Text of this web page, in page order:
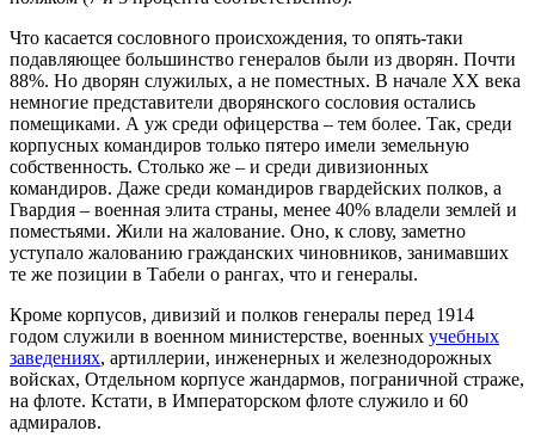
Что касается сословного происхождения, то опять-таки
подавляющее большинство генералов были из дворян. Почти
88%. Но дворян служилых, а не поместных. В начале ХХ века
немногие представители дворянского сословия остались
помещиками. А уж среди офицерства – тем более. Так, среди
корпусных командиров только пятеро имели земельную
собственность. Столько же – и среди дивизионных
командиров. Даже среди командиров гвардейских полков, а
Гвардия – военная элита страны, менее 40% владели землей и
поместьями. Жили на жалование. Оно, к слову, заметно
уступало жалованию гражданских чиновников, занимавших
те же позиции в Табели о рангах, что и генералы.
Кроме корпусов, дивизий и полков генералы перед 1914
годом служили в военном министерстве, военных учебных
заведениях, артиллерии, инженерных и железнодорожных
войсках, Отдельном корпусе жандармов, пограничной страже,
на флоте. Кстати, в Императорском флоте служило и 60
адмиралов.